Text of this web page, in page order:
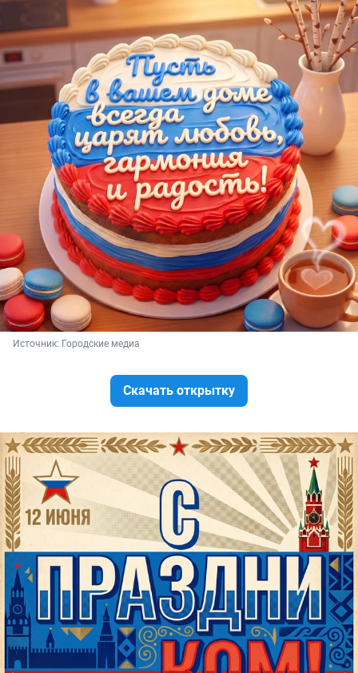
Источник: Городские медиа
Скачать открытку